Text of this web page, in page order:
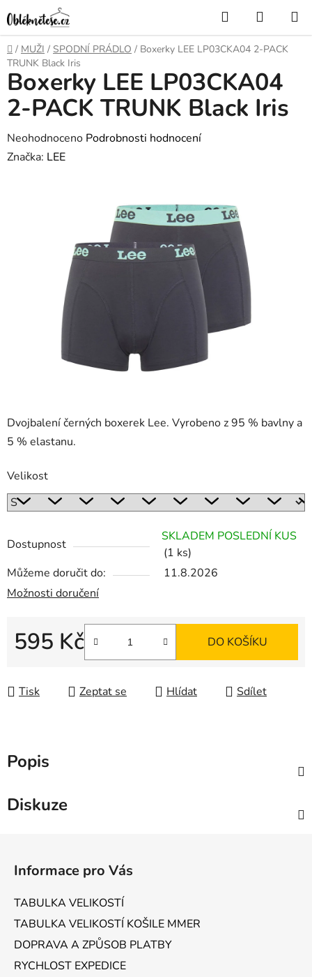
na
obsah
Hledat
KOŠÍK
Domů
/ MUŽI / SPODNÍ PRÁDLO / Boxerky LEE LP03CKA04 2-PACK
TRUNK Black Iris
Dvojbalení černých boxerek Lee. Vyrobeno z 95 % bavlny a
5 % elastanu.
Velikost
Dostupnost
SKLADEM POSLEDNÍ KUS
(1 ks)
Můžeme doručit do:
11.8.2026
Možnosti doručení
595 Kč DO KOŠÍKU
Tisk Zeptat se Hlídat Sdílet
Boxerky LEE LP03CKA04
2-PACK TRUNK Black Iris
Průměrné
hodnocení
Neohodnoceno Podrobnosti hodnocení
Značka: LEE
Popis
Diskuze
Informace pro Vás
TABULKA VELIKOSTÍ
TABULKA VELIKOSTÍ KOŠILE MMER
DOPRAVA A ZPŮSOB PLATBY
RYCHLOST EXPEDICE